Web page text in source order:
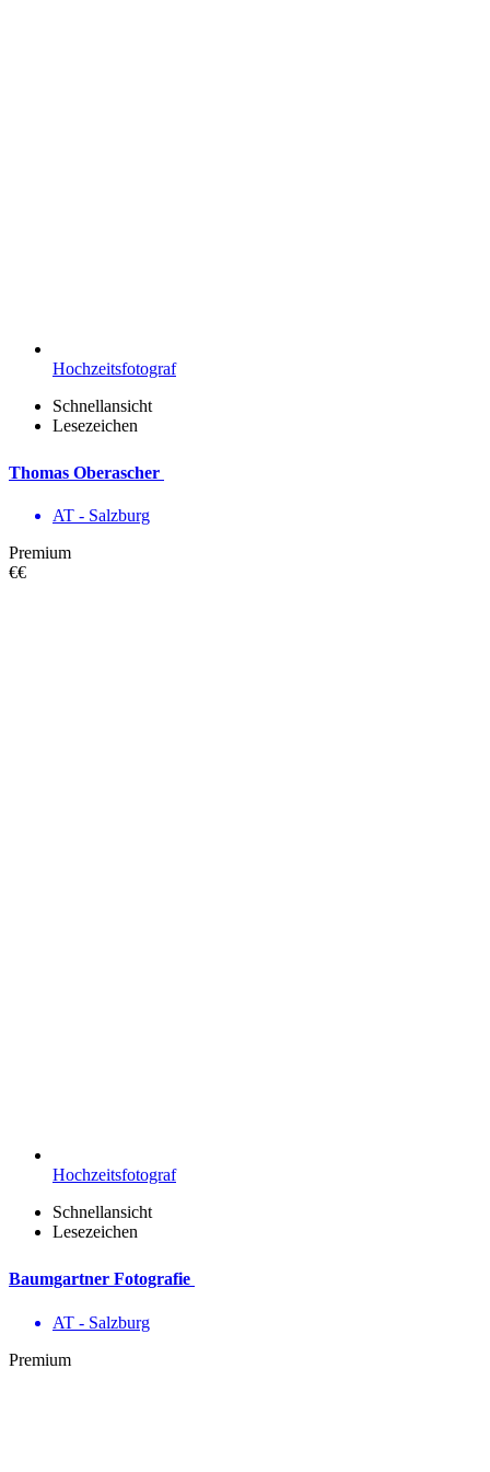
Hochzeitsfotograf
Schnellansicht
Lesezeichen
Thomas Oberascher
AT - Salzburg
Premium
€€
Hochzeitsfotograf
Schnellansicht
Lesezeichen
Baumgartner Fotografie
AT - Salzburg
Premium